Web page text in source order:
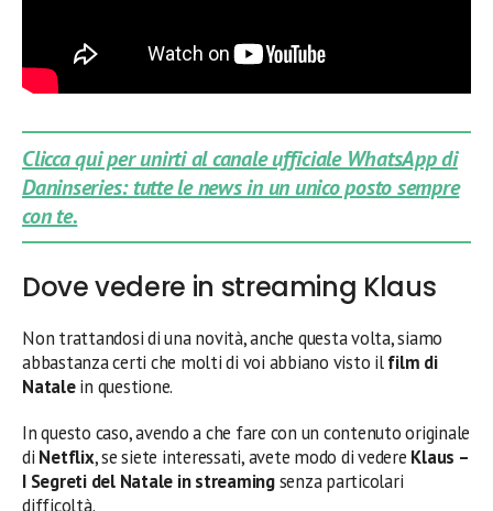
Clicca qui per unirti al canale ufficiale WhatsApp di
Daninseries: tutte le news in un unico posto sempre
con te.
Dove vedere in streaming Klaus
Non trattandosi di una novità, anche questa volta, siamo
abbastanza certi che molti di voi abbiano visto ilfilm di
Natalein questione.
In questo caso, avendo a che fare con un contenuto originale
di Netflix, se siete interessati, avete modo di vedere Klaus –
I Segreti del Natale in streamingsenza particolari
difficoltà.